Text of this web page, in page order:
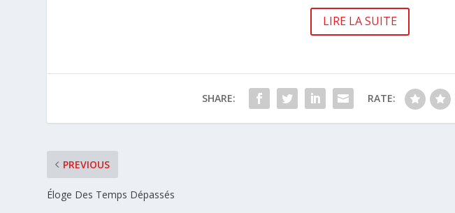
LIRE LA SUITE
SHARE: RATE:
PREVIOUS
Éloge Des Temps Dépassés